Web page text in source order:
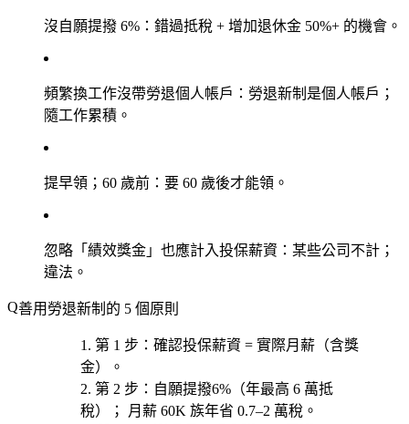
沒自願提撥 6% ：錯過抵稅 + 增加退休金 50%+ 的機會。
頻繁換工作沒帶勞退個人帳戶 ：勞退新制是個人帳戶；
隨工作累積。
提早領；60 歲前 ：要 60 歲後才能領。
忽略「績效獎金」也應計入投保薪資 ：某些公司不計；
違法。
善用勞退新制的 5 個原則
第 1 步 ：確認投保薪資 = 實際月薪 （含獎
金）。
第 2 步 ：自願提撥6% （年最高 6 萬抵
稅）； 月薪 60K 族年省 0.7–2 萬稅。